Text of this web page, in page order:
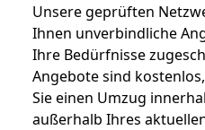
Unsere geprüften
Ihnen unverbindliche
Ihre Bedürfnisse
Angebote sind
Sie einen Umzug
außerhalb Ihres